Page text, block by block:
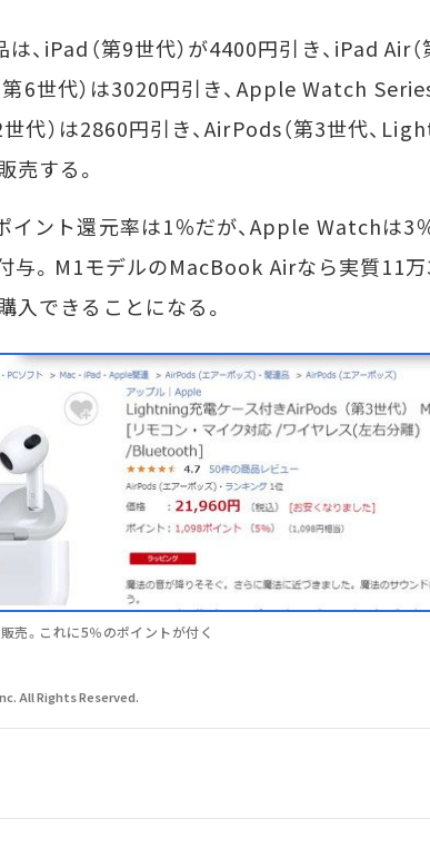
、iPad（第9世代）が4400円引き、iPad Air
第6世代）は3020円引き、Apple Watch
代）は2860円引き、AirPods（第3世代、
売する。
ント還元率は1％だが、Apple Watchは3
与。M1モデルのMacBook Airなら実質11
入できることになる。
売。これに5％のポイントが付く
All Rights Reserved.